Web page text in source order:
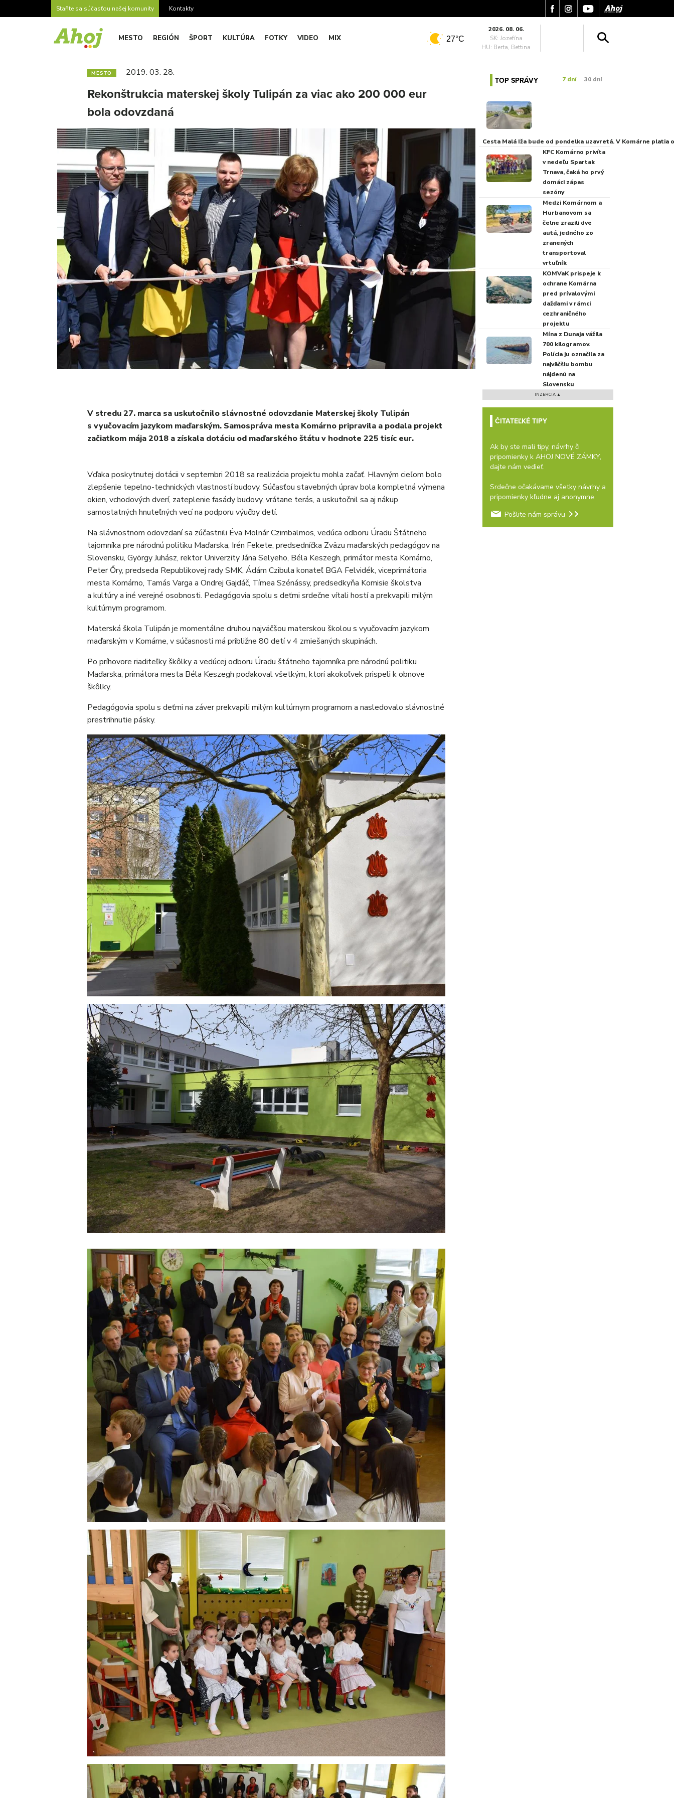
Staňte sa súčasťou našej komunity Kontakty
MESTO REGIÓN ŠPORT KULTÚRA FOTKY VIDEO MIX 27°C
2026. 08. 06.
SK: Jozefína
HU: Berta, Bettina
MESTO 2019. 03. 28.
Rekonštrukcia materskej školy Tulipán za viac ako 200 000 eur
bola odovzdaná
V stredu 27. marca sa uskutočnilo slávnostné odovzdanie Materskej školy Tulipán
s vyučovacím jazykom maďarským. Samospráva mesta Komárno pripravila a podala projekt
začiatkom mája 2018 a získala dotáciu od maďarského štátu v hodnote 225 tisíc eur.
Vďaka poskytnutej dotácii v septembri 2018 sa realizácia projektu mohla začať. Hlavným cieľom bolo
zlepšenie tepelno-technických vlastností budovy. Súčasťou stavebných úprav bola kompletná výmena
okien, vchodových dverí, zateplenie fasády budovy, vrátane terás, a uskutočnil sa aj nákup
samostatných hnuteľných vecí na podporu výučby detí.
Na slávnostnom odovzdaní sa zúčastnili Éva Molnár Czimbalmos, vedúca odboru Úradu Štátneho
tajomníka pre národnú politiku Maďarska, Irén Fekete, predsedníčka Zväzu maďarských pedagógov na
Slovensku, György Juhász, rektor Univerzity Jána Selyeho, Béla Keszegh, primátor mesta Komárno,
Peter Őry, predseda Republikovej rady SMK, Ádám Czibula konateľ BGA Felvidék, viceprimátoria
mesta Komárno, Tamás Varga a Ondrej Gajdáč, Tímea Szénássy, predsedkyňa Komisie školstva
a kultúry a iné verejné osobnosti. Pedagógovia spolu s deťmi srdečne vítali hostí a prekvapili milým
kultúrnym programom.
Materská škola Tulipán je momentálne druhou najväčšou materskou školou s vyučovacím jazykom
maďarským v Komárne, v súčasnosti má približne 80 detí v 4 zmiešaných skupinách.
Po príhovore riaditeľky škôlky a vedúcej odboru Úradu štátneho tajomníka pre národnú politiku
Maďarska, primátora mesta Béla Keszegh poďakoval všetkým, ktorí akokoľvek prispeli k obnove
škôlky.
Pedagógovia spolu s deťmi na záver prekvapili milým kultúrnym programom a nasledovalo slávnostné
prestrihnutie pásky.
TOP SPRÁVY 7 dní 30 dní
Cesta Malá Iža bude od pondelka uzavretá. V Komárne platia
KFC Komárno privíta
v nedeľu Spartak
Trnava, čaká ho prvý
domáci zápas
sezóny
Medzi Komárnom a
Hurbanovom sa
čelne zrazili dve
autá, jedného zo
zranených
transportoval
vrtuľník
KOMVaK prispeje k
ochrane Komárna
pred prívalovými
dažďami v rámci
cezhraničného
projektu
Mína z Dunaja vážila
700 kilogramov.
Polícia ju označila za
najväčšiu bombu
nájdenú na
Slovensku
INZERCIA ▲
ČITATEĽKÉ TIPY
Ak by ste mali tipy, návrhy či
pripomienky k AHOJ NOVÉ ZÁMKY,
dajte nám vedieť.
Srdečne očakávame všetky návrhy a
pripomienky kľudne aj anonymne.
Pošlite nám správu